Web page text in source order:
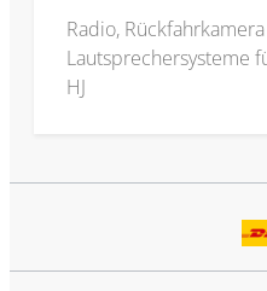
Radio,
Lautsprechersysteme
HJ